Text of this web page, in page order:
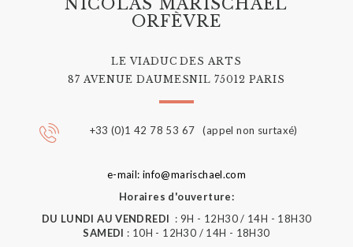
ORFÈVRE
LE VIADUC DES ARTS
87 AVENUE DAUMESNIL 75012 PARIS
+33 (0)1 42 78 53 67 (appel non surtaxé)
e-mail: info@marischael.com
Horaires d'ouverture:
DU LUNDI AU VENDREDI : 9H - 12H30 / 14H - 18H30
SAMEDI : 10H - 12H30 / 14H - 18H30